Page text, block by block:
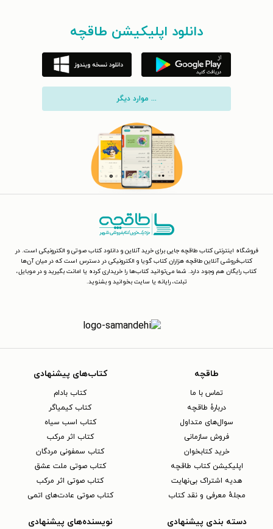
دانلود اپلیکیشن طاقچه
... موارد دیگر
فروشگاه اینترنتی کتاب طاقچه جایی برای خرید آنلاین و دانلود کتاب صوتی و الکترونیکی است. در
کتاب‌فروشی آنلاین طاقچه هزاران کتاب گویا و الکترونیکی در دسترس است که در میان آن‌ها
کتاب رایگان هم وجود دارد. شما می‌توانید کتاب‌ها را خریداری کرده یا امانت بگیرید و در موبایل،
تبلت، رایانه یا سایت بخوانید و بشنوید.
طاقچه
تماس با ما
دربارهٔ طاقچه
سوال‌های متداول
فروش سازمانی
خرید کتابخوان
اپلیکیشن کتاب طاقچه
هدیه اشتراک بی‌نهایت
مجلهٔ معرفی و نقد کتاب
کتاب‌های پیشنهادی
کتاب بادام
کتاب کیمیاگر
کتاب اسب سیاه
کتاب اثر مرکب
کتاب سمفونی مردگان
کتاب صوتی ملت عشق
کتاب صوتی اثر مرکب
کتاب صوتی عادت‌های اتمی
دسته بندی پیشنهادی نویسنده‌های پیشنهادی